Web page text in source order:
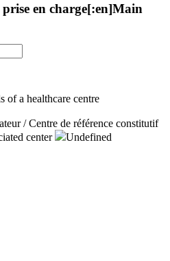
en charge[:en]Main
of a healthcare centre
/ Centre de référence constitutif
center
Undefined